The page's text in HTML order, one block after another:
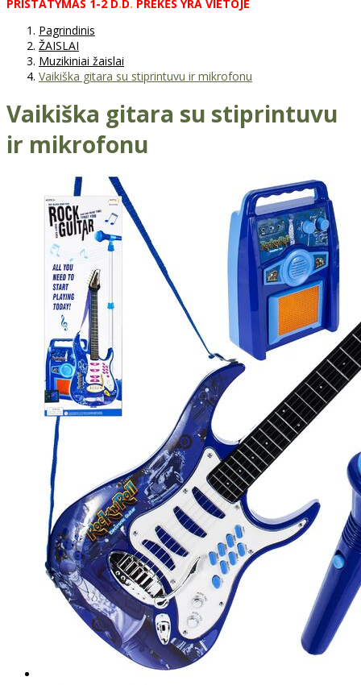
PRISTATYMAS 1-2 D. D. PREKĖS YRA VIETOJE
Pagrindinis
ŽAISLAI
Muzikiniai žaislai
Vaikiška gitara su stiprintuvu ir mikrofonu
Vaikiška gitara su stiprintuvu
ir mikrofonu